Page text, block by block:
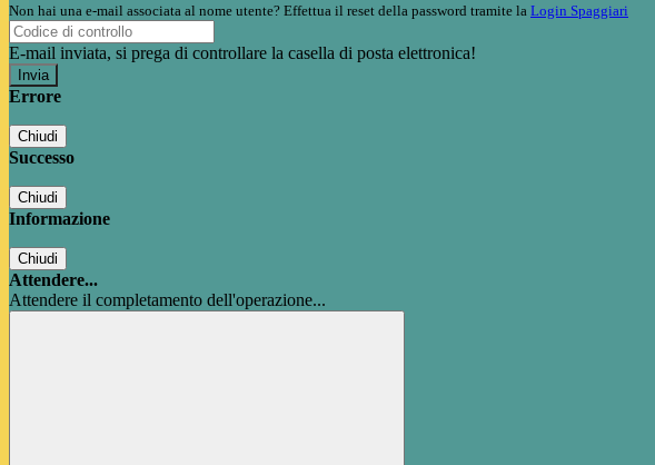
Non hai una e-mail associata al nome utente? Effettua il reset della password tramite la Login Spaggiari
E-mail inviata, si prega di controllare la casella di posta elettronica!
Errore
Chiudi
Successo
Chiudi
Informazione
Chiudi
Attendere...
Attendere il completamento dell'operazione...